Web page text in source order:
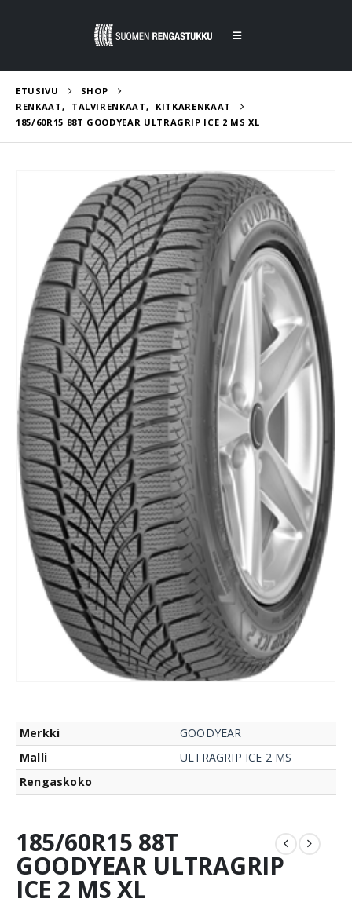
ETUSIVU
SHOP
RENKAAT, TALVIRENKAAT,
KITKARENKAAT
185/60R15 88T GOODYEAR ULTRAGRIP ICE 2 MS XL
Merkki
GOODYEAR
Malli
ULTRAGRIP ICE 2 MS
Rengaskoko
185/60R15 88T
GOODYEAR ULTRAGRIP
ICE 2 MS XL